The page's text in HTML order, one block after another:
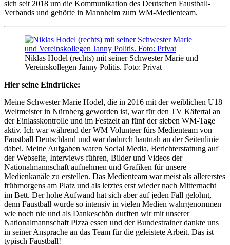
sich seit 2018 um die Kommunikation des Deutschen Faustball-
Verbands und gehörte in Mannheim zum WM-Medienteam.
Niklas Hodel (rechts) mit seiner Schwester Marie und
Vereinskollegen Janny Politis. Foto: Privat
Hier seine Eindrücke:
Meine Schwester Marie Hodel, die in 2016 mit der weiblichen U18
Weltmeister in Nürnberg geworden ist, war für den TV Käfertal an
der Einlasskontrolle und im Festzelt an fünf der sieben WM-Tage
aktiv. Ich war während der WM Volunteer fürs Medienteam von
Faustball Deutschland und war dadurch hautnah an der Seitenlinie
dabei. Meine Aufgaben waren Social Media, Berichterstattung auf
der Webseite, Interviews führen, Bilder und Videos der
Nationalmannschaft aufnehmen und Grafiken für unsere
Medienkanäle zu erstellen. Das Medienteam war meist als allererstes
frühmorgens am Platz und als letztes erst wieder nach Mitternacht
im Bett. Der hohe Aufwand hat sich aber auf jeden Fall gelohnt,
denn Faustball wurde so intensiv in vielen Medien wahrgenommen
wie noch nie und als Dankeschön durften wir mit unserer
Nationalmannschaft Pizza essen und der Bundestrainer dankte uns
in seiner Ansprache an das Team für die geleistete Arbeit. Das ist
typisch Faustball!